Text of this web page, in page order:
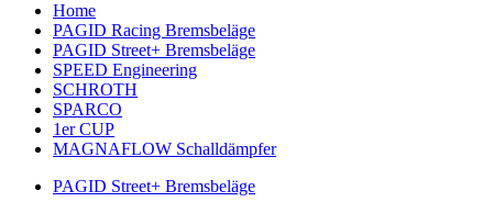
Home
PAGID Racing Bremsbeläge
PAGID Street+ Bremsbeläge
SPEED Engineering
SCHROTH
SPARCO
1er CUP
MAGNAFLOW Schalldämpfer
PAGID Street+ Bremsbeläge